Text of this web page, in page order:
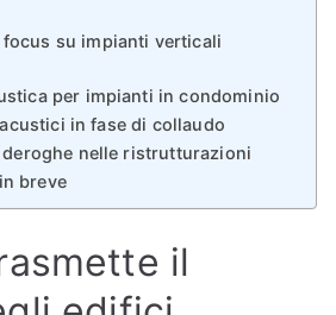
focus su impianti verticali
per impianti in condominio
in fase di collaudo
nelle ristrutturazioni
breve
il